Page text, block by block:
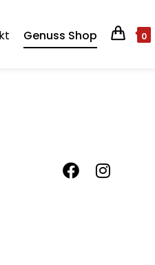
Genuss Shop 0